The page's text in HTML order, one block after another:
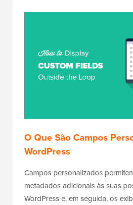
O Que São Campos
WordPress
Campos personalizados
metadados adicionais às suas
WordPress e, em seguida, os